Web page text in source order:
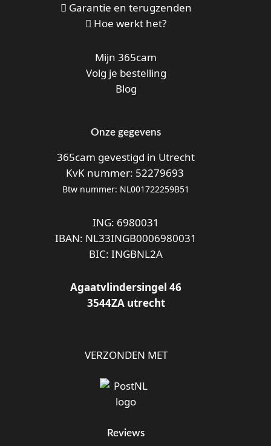
Garantie en terugzenden
Hoe werkt het?
Mijn 365cam
Volg je bestelling
Blog
Onze gegevens
365cam gevestigd in Utrecht
KvK nummer: 52279693
Btw nummer: NL001722259B51
ING: 6980031
IBAN: NL33INGB0006980031
BIC: INGBNL2A
Agaatvlindersingel 46
3544ZA utrecht
VERZONDEN MET
Reviews